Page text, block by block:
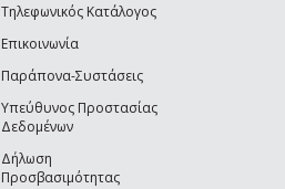
Τηλεφωνικός Κατάλογος
Επικοινωνία
Παράπονα-Συστάσεις
Υπεύθυνος Προστασίας
Δεδομένων
Δήλωση
Προσβασιμότητας